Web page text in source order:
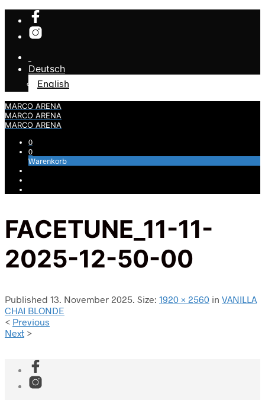
Deutsch
English
MARCO ARENA
MARCO ARENA
MARCO ARENA
0
0
Warenkorb
FACETUNE_11-11-
2025-12-50-00
Published 13. November 2025. Size: 1920 × 2560 in VANILLA
CHAI BLONDE
< Previous
Next >